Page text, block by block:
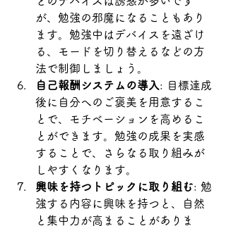
が、勉強の邪魔になることもあり
ます。勉強中はデバイスを遠ざけ
る、モードを切り替えるなどの方
法で制御しましょう。
自己報酬システムの導入: 目標達成
後に自分へのご褒美を用意するこ
とで、モチベーションを高めるこ
とができます。勉強の成果を実感
することで、さらなる取り組みが
しやすくなります。
興味を持つトピックに取り組む: 勉
強する内容に興味を持つと、自然
と集中力が高まることがありま